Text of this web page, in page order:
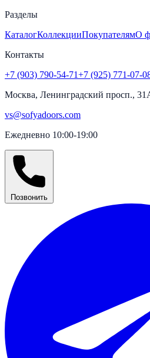
Разделы
КаталогКоллекцииПокупателямО
Контакты
+7 (903) 790-54-71+7 (925) 771-07-
Москва, Ленинградский просп.,
vs@sofyadoors.com
Ежедневно 10:00-19:00
Позвонить